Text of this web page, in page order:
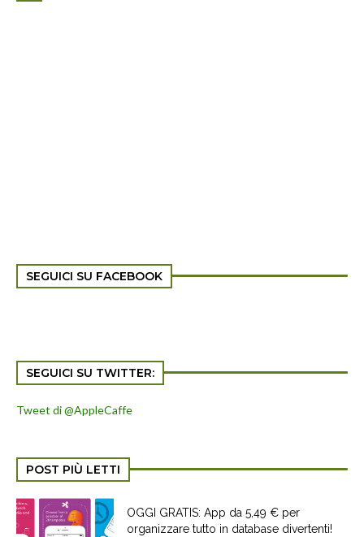
SEGUICI SU FACEBOOK
SEGUICI SU TWITTER:
Tweet di @AppleCaffe
POST PIÙ LETTI
OGGI GRATIS: App da 5,49 € per
organizzare tutto in database divertenti!